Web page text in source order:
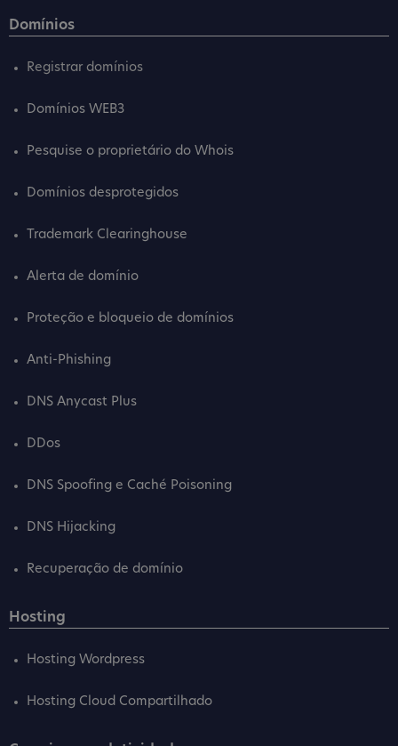
Domínios
Registrar domínios
Domínios WEB3
Pesquise o proprietário do Whois
Domínios desprotegidos
Trademark Clearinghouse
Alerta de domínio
Proteção e bloqueio de domínios
Anti-Phishing
DNS Anycast Plus
DDos
DNS Spoofing e Caché Poisoning
DNS Hijacking
Recuperação de domínio
Hosting
Hosting Wordpress
Hosting Cloud Compartilhado